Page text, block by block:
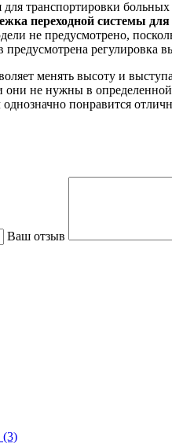
для транспортировки
переходной системы
не предусмотрено,
регулировка
менять высоту и
не нужны в определенной
понравится
Ваш отзыв
(3)